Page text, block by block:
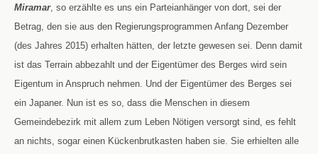
Miramar, so erzählte es uns ein Parteianhänger von dort, sei der
Betrag, den sie aus den Regierungsprogrammen Anfang Dezember
(des Jahres 2015) erhalten hätten, der letzte gewesen sei. Denn damit
ist das Terrain abbezahlt und der Eigentümer des Berges wird sein
Eigentum in Anspruch nehmen. Und der Eigentümer des Berges sei
ein Japaner. Nun ist es so, dass die Menschen in diesem
Gemeindebezirk mit allem zum Leben Nötigen versorgt sind, es fehlt
an nichts, sogar einen Kückenbrutkasten haben sie. Sie erhielten alle